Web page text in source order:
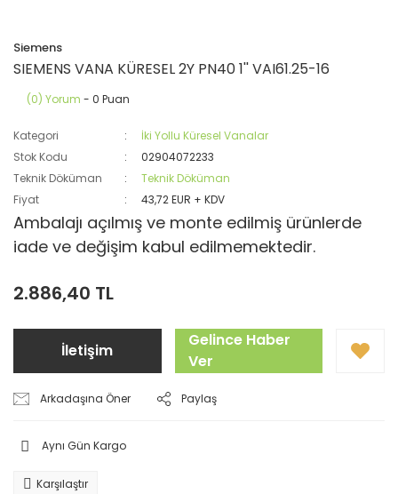
Siemens
SIEMENS VANA KÜRESEL 2Y PN40 1'' VAI61.25-16
(0) Yorum - 0 Puan
Kategori
İki Yollu Küresel Vanalar
Stok Kodu
02904072233
Teknik Döküman
Teknik Döküman
Fiyat
43,72 EUR + KDV
Ambalajı açılmış ve monte edilmiş ürünlerde
iade ve değişim kabul edilmemektedir.
2.886,40 TL
İletişim
Gelince Haber
Ver
Arkadaşına Öner Paylaş
Aynı Gün Kargo
Karşılaştır